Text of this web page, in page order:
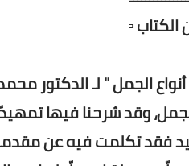
▫️
الجمل " لـ الدكتور
وقد شرحنا فيها
فقد تكلمت فيه عن